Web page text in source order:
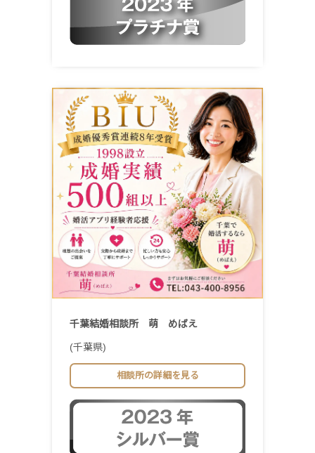
千葉結婚相談所 萌 めばえ
(千葉県)
相談所の詳細を見る